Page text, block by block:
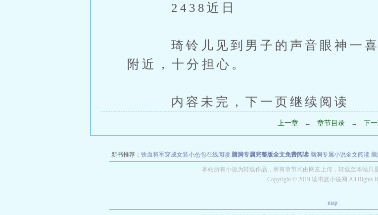
2438近日
琦铃儿见到男子的声音眼神一喜
附近，十分担心。
内容未完，下一页继续阅读
上一章 ← 章节目录 → 下
新书推荐： 铁血将军穿成女装小怂包在线阅读 脑洞专属完整版全文免费阅读 脑洞专属小说全文阅读
世者 穿书第一天就结婚小说全文阅
本站所有小说为转载作品，所有章节均由网友上传，转载至本站只
Copyright © 2019 读书族小说网 All Rights
map